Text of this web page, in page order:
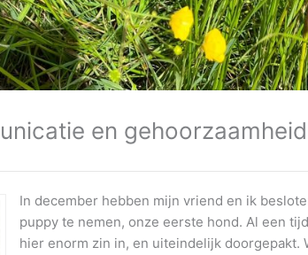
en gehoorzaamheid
In december hebben mijn vriend en ik
puppy te nemen, onze eerste hond. Al een
hier enorm zin in, en uiteindelijk doorgepakt.